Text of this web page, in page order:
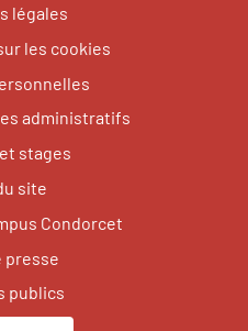
légales
les cookies
administratifs
stages
site
Condorcet
presse
publics